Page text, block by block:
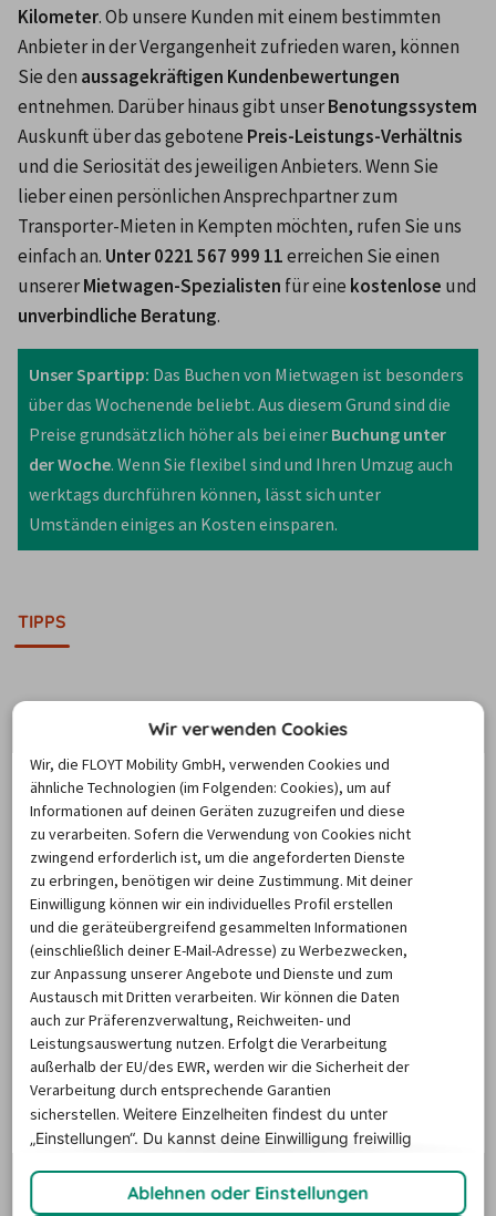
Kilometer. Ob unsere Kunden mit einem bestimmten
Anbieter in der Vergangenheit zufrieden waren, können
Sie den aussagekräftigen Kundenbewertungen
entnehmen. Darüber hinaus gibt unser Benotungssystem
Auskunft über das gebotene Preis-Leistungs-Verhältnis
und die Seriosität des jeweiligen Anbieters. Wenn Sie
lieber einen persönlichen Ansprechpartner zum
Transporter-Mieten in Kempten möchten, rufen Sie uns
einfach an. Unter 0221 567 999 11 erreichen Sie einen
unserer Mietwagen-Spezialisten für eine kostenlose
unverbindliche Beratung.
Unser Spartipp: Das Buchen von Mietwagen ist besonders
über das Wochenende beliebt. Aus diesem Grund sind die
Preise grundsätzlich höher als bei einer Buchung unter
der Woche. Wenn Sie flexibel sind und Ihren Umzug auch
werktags durchführen können, lässt sich unter
Umständen einiges an Kosten einsparen.
TIPPS
Wissenswertes zur
Transportervermietung in
Kempten
Fahrtipps Autovermietungen
Einwegmiete
Fahrzeugtypen
Sprinter mieten in Kempten – so
beladen Sie Ihren Transporter richtig
Durch die optimale Ausnutzung des Laderaums
nicht nur die Anzahl der Umzugsfahrten reduzieren, auch
das Unfallrisiko wird verringert.
Achten Sie auf die zulässige Nutzlast. Wenn Sie
Wir verwenden Cookies
Wir, die FLOYT Mobility GmbH, verwenden Cookies und
ähnliche Technologien (im Folgenden: Cookies), um auf
Informationen auf deinen Geräten zuzugreifen und diese
zu verarbeiten. Sofern die Verwendung von Cookies nicht
zwingend erforderlich ist, um die angeforderten Dienste
zu erbringen, benötigen wir deine Zustimmung. Mit deiner
Einwilligung können wir ein individuelles Profil erstellen
und die geräteübergreifend gesammelten Informationen
(einschließlich deiner E-Mail-Adresse) zu Werbezwecken,
zur Anpassung unserer Angebote und Dienste und zum
Austausch mit Dritten verarbeiten. Wir können die Daten
auch zur Präferenzverwaltung, Reichweiten- und
Leistungsauswertung nutzen. Erfolgt die Verarbeitung
außerhalb der EU/des EWR, werden wir die Sicherheit der
Verarbeitung durch entsprechende Garantien
sicherstellen.Weitere Einzelheiten findest du unter
„Einstellungen“. Du kannst deine Einwilligung freiwillig
Ablehnen oder Einstellungen